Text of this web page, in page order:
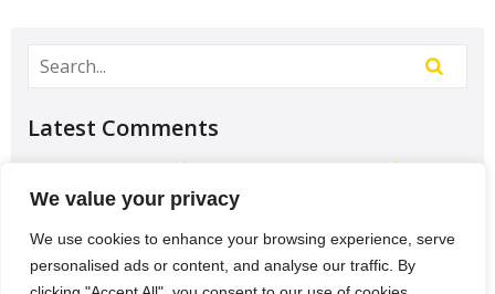
We value your privacy
We use cookies to enhance your browsing experience, serve
personalised ads or content, and analyse our traffic. By
Latest Comments
Học Đại học để có tương lai hơn? – Chưa chắc –
Sividuc.orgonChọn ngành học: sinh viên IT và
12/08/2016